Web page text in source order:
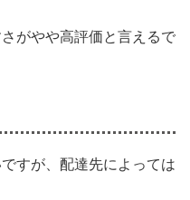
がやや高評価と言えるで
すが、配達先によっては